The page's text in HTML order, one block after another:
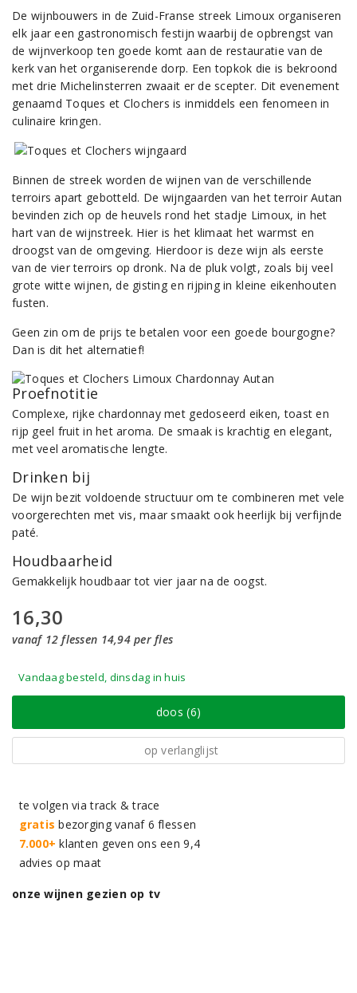
De wijnbouwers in de Zuid-Franse streek Limoux organiseren
elk jaar een gastronomisch festijn waarbij de opbrengst van
de wijnverkoop ten goede komt aan de restauratie van de
kerk van het organiserende dorp. Een topkok die is bekroond
met drie Michelinsterren zwaait er de scepter. Dit evenement
genaamd Toques et Clochers is inmiddels een fenomeen in
culinaire kringen.
Binnen de streek worden de wijnen van de verschillende
terroirs apart gebotteld. De wijngaarden van het terroir Autan
bevinden zich op de heuvels rond het stadje Limoux, in het
hart van de wijnstreek. Hier is het klimaat het warmst en
droogst van de omgeving. Hierdoor is deze wijn als eerste
van de vier terroirs op dronk. Na de pluk volgt, zoals bij veel
grote witte wijnen, de gisting en rijping in kleine eikenhouten
fusten.
Geen zin om de prijs te betalen voor een goede bourgogne?
Dan is dit het alternatief!
Proefnotitie
Complexe, rijke chardonnay met gedoseerd eiken, toast en
rijp geel fruit in het aroma. De smaak is krachtig en elegant,
met veel aromatische lengte.
Drinken bij
De wijn bezit voldoende structuur om te combineren met vele
voorgerechten met vis, maar smaakt ook heerlijk bij verfijnde
paté.
Houdbaarheid
Gemakkelijk houdbaar tot vier jaar na de oogst.
16,30
vanaf 12 flessen 14,94 per fles
Vandaag besteld, dinsdag in huis
doos (6)
op verlanglijst
te volgen via track & trace
gratis bezorging vanaf 6 flessen
7.000+ klanten geven ons een 9,4
advies op maat
onze wijnen gezien op tv